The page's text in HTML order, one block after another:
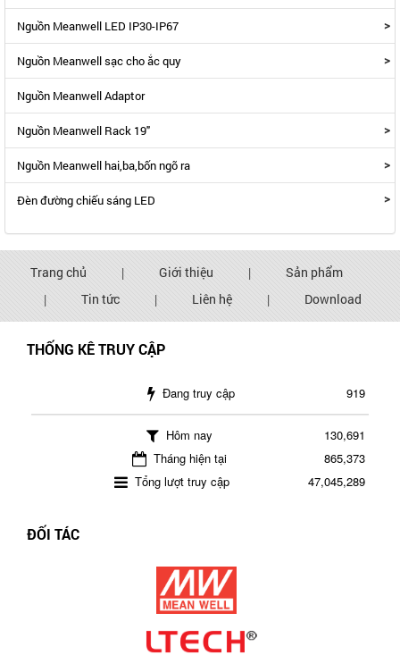
Nguồn Meanwell LED IP30-IP67 >
Nguồn Meanwell sạc cho ắc quy >
Nguồn Meanwell Adaptor
Nguồn Meanwell Rack 19" >
Nguồn Meanwell hai,ba,bốn ngõ ra >
Đèn đường chiếu sáng LED >
Trang chủ | Giới thiệu |
Sản phẩm
|
Tin tức | Liên hệ | Download
THỐNG KÊ TRUY CẬP
Đang truy cập 919
Hôm nay
130,691
Tháng hiện tại
865,373
Tổng lượt truy cập
47,045,289
ĐỐI TÁC